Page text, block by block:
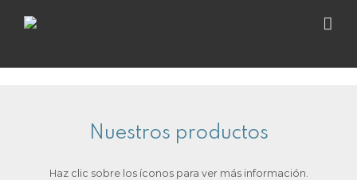
Nuestros productos
Haz clic sobre los íconos para ver más información.